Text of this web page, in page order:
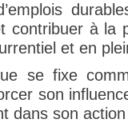
contribuer à la
et en
se fixe
son
dans son